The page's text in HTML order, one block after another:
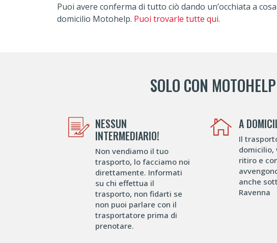
Puoi avere conferma di tutto ciò dando un’occhiata a
domicilio Motohelp. Puoi trovarle tutte qui.
SOLO CON
NESSUN
INTERMEDIARIO!
Non vendiamo il tuo
trasporto, lo facciamo noi
direttamente. Informati
su chi effettua il
trasporto, non fidarti se
non puoi parlare con il
trasportatore prima di
prenotare.
A
Il
domicilio,
ritiro e
anche
Ravenna